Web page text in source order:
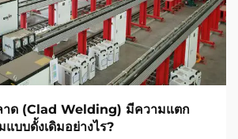
าด (Clad Welding) มีความแตก
แบบดั้งเดิมอย่างไร?